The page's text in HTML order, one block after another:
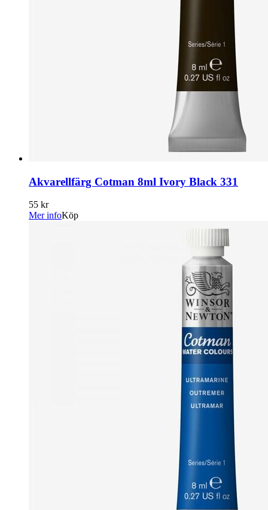
Akvarellfärg Cotman 8ml Ivory Black 331
55 kr
Mer infoKöp